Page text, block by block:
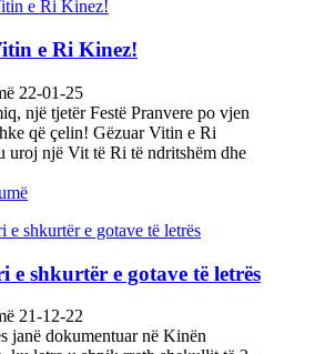
e Ri Kinez!
22-01-25
një tjetër Festë Pranvere po vjen
që çelin! Gëzuar Vitin e Ri
uroj një Vit të Ri të ndritshëm dhe
e shkurtër e gotave të letrës
21-12-22
janë dokumentuar në Kinën